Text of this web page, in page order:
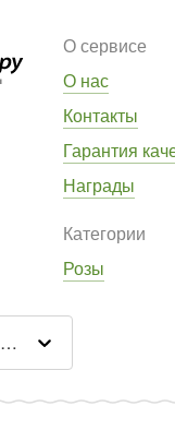
О сервисе
О нас
Контакты
Гарантия
Награды
Категории
Розы